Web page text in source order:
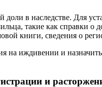
в наследстве. Для
такие как справки о
книги, сведения о
на иждивении и
и